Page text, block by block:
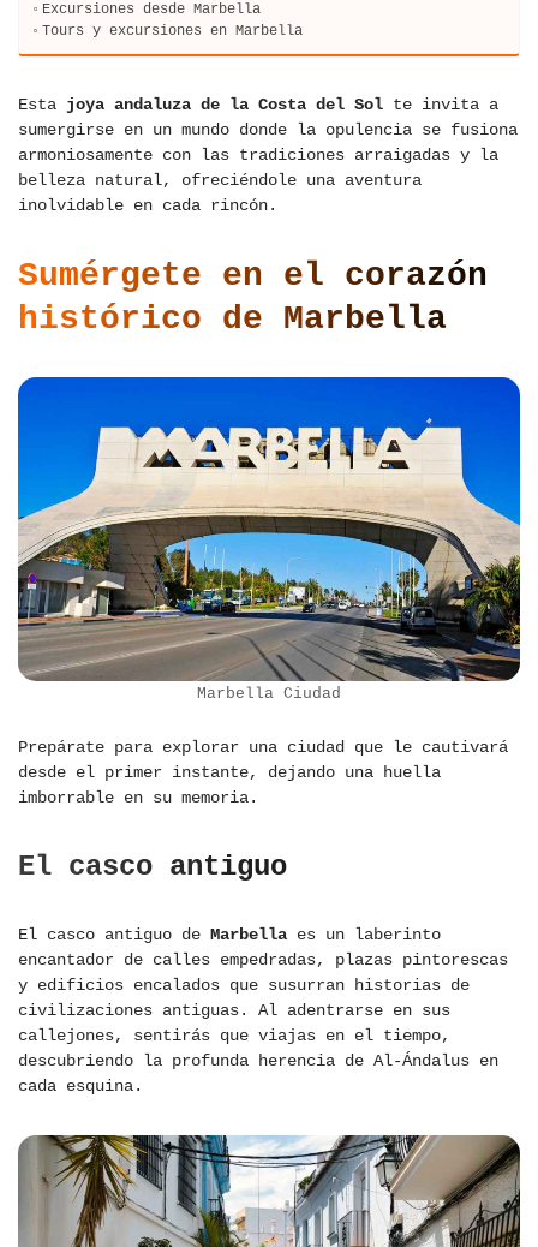
Excursiones desde Marbella
Tours y excursiones en Marbella
Esta joya andaluza de la Costa del Sol te invita a
sumergirse en un mundo donde la opulencia se fusiona
armoniosamente con las tradiciones arraigadas y la
belleza natural, ofreciéndole una aventura
inolvidable en cada rincón.
Sumérgete en el corazón
histórico de Marbella
Marbella Ciudad
Prepárate para explorar una ciudad que le cautivará
desde el primer instante, dejando una huella
imborrable en su memoria.
El casco antiguo
El casco antiguo de Marbella es un laberinto
encantador de calles empedradas, plazas pintorescas
y edificios encalados que susurran historias de
civilizaciones antiguas. Al adentrarse en sus
callejones, sentirás que viajas en el tiempo,
descubriendo la profunda herencia de Al-Ándalus en
cada esquina.